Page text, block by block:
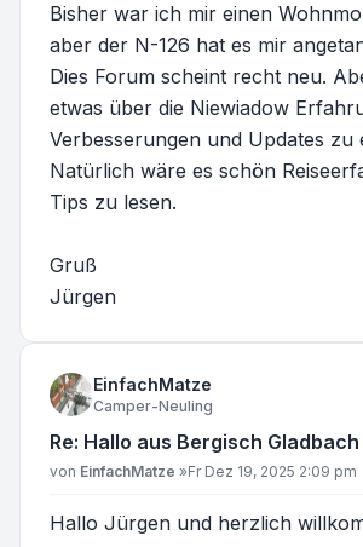
Bisher war ich mir einen
aber der N-126 hat es mir
Dies Forum scheint recht neu.
etwas über die Niewiadow
Verbesserungen und Updates zu
Natürlich wäre es schön
Tips zu lesen.
Gruß
Jürgen
EinfachMatze
Camper-Neuling
Re: Hallo aus Bergisch Gladbach
Beitrag
von EinfachMatze »Fr Dez 19, 2025 2:09 pm
Hallo Jürgen und herzlich